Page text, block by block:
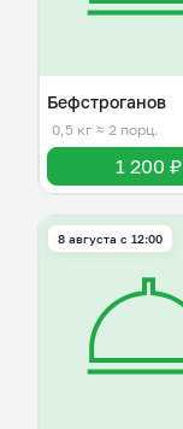
Бефстроганов
0,5 кг ≈ 2 порц.
1 200 ₽
8 августа с 12:00